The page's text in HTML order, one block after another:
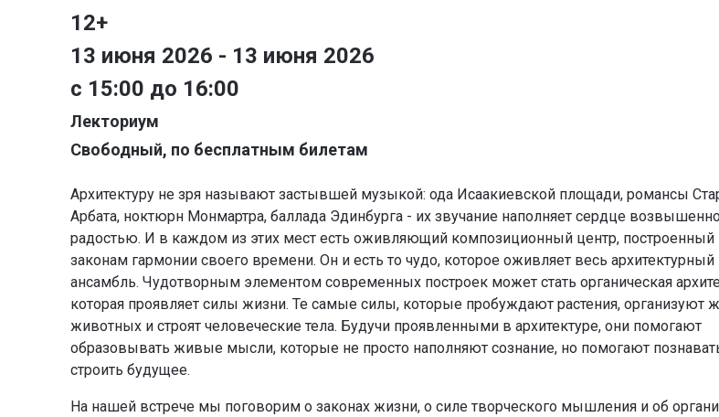
12+
13 июня 2026 - 13 июня 2026
с 15:00 до 16:00
Лекториум
Свободный, по бесплатным билетам
Архитектуру не зря называют застывшей музыкой: ода Исаакиевской площади, романсы
Арбата, ноктюрн Монмартра, баллада Эдинбурга - их звучание наполняет сердце
радостью. И в каждом из этих мест есть оживляющий композиционный центр, построенный
законам гармонии своего времени. Он и есть то чудо, которое оживляет весь архитектурный
ансамбль. Чудотворным элементом современных построек может стать органическая
которая проявляет силы жизни. Те самые силы, которые пробуждают растения, организуют
животных и строят человеческие тела. Будучи проявленными в архитектуре, они помогают
образовывать живые мысли, которые не просто наполняют сознание, но помогают
строить будущее.
На нашей встрече мы поговорим о законах жизни, о силе творческого мышления и об